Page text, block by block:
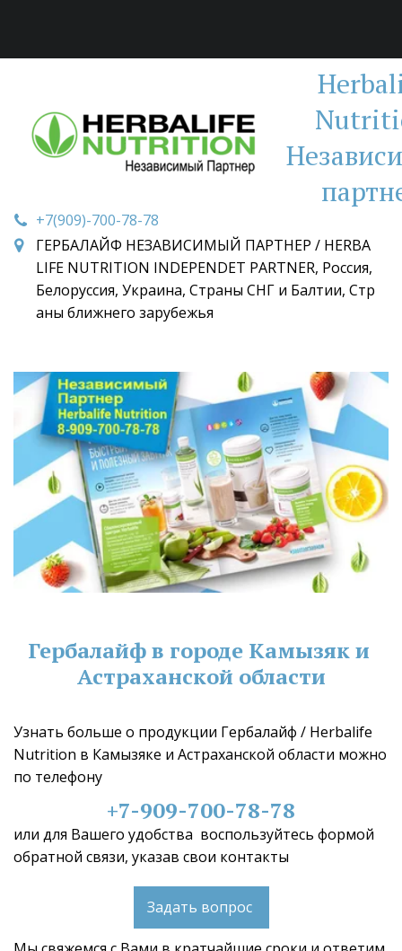
+7(909)-700-78-78
ГЕРБАЛАЙФ НЕЗАВИСИМЫЙ ПАРТНЕР / HERBA
LIFE NUTRITION INDEPENDET PARTNER, Россия,
Белоруссия, Украина, Страны СНГ и Балтии, Стр
аны ближнего зарубежья
Гербалайф в городе Камызяк и
Астраханской области
Узнать больше о продукции Гербалайф / Herbalife
Nutrition в Камызяке и Астраханской области можно
по телефону
+7-909-700-78-78
или для Вашего удобства  воспользуйтесь формой
обратной связи, указав свои контакты
Задать вопрос